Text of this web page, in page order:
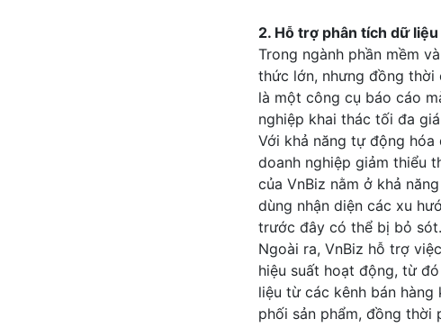
2. Hỗ trợ phân tích dữ liệu
Trong ngành phần mềm
thức lớn, nhưng đồng thời
là một công cụ báo cáo
nghiệp khai thác tối đa
Với khả năng tự động
doanh nghiệp giảm thiểu
của VnBiz nằm ở khả
dùng nhận diện các xu
trước đây có thể bị bỏ sót.
Ngoài ra, VnBiz hỗ trợ
hiệu suất hoạt động, từ
liệu từ các kênh bán
phối sản phẩm, đồng thời